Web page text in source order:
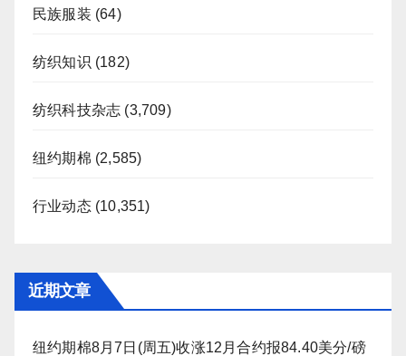
民族服装 (64)
纺织知识 (182)
纺织科技杂志 (3,709)
纽约期棉 (2,585)
行业动态(10,351)
近期文章
纽约期棉8月7日(周五)收涨12月合约报84.40美分/磅